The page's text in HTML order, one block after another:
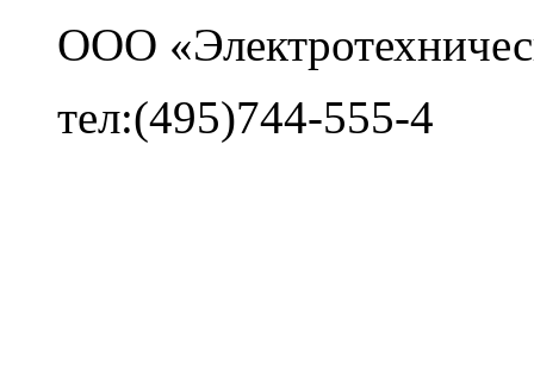
ООО
тел:(495)744-555-4